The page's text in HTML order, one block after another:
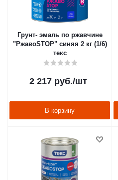
Грунт- эмаль по ржавчине
"РжавоSTOP" синяя 2 кг (1/6)
текс
2 217руб./шт
В корзину